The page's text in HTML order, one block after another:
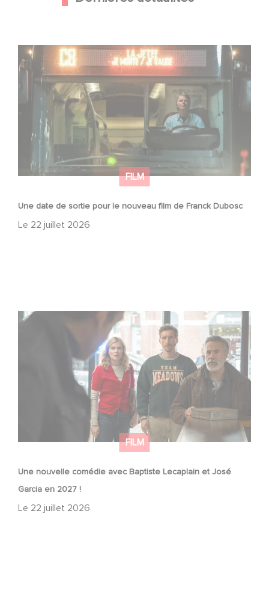
FILM
Une date de sortie pour le nouveau film de Franck Dubosc
Le 22 juillet 2026
Une date de sortie pour le nouveau film de Franck
Dubosc
FILM
Une nouvelle comédie avec Baptiste Lecaplain et José
Garcia en 2027 !
Le 22 juillet 2026
Une nouvelle comédie avec Baptiste Lecaplain et José
Garcia en 2027 !